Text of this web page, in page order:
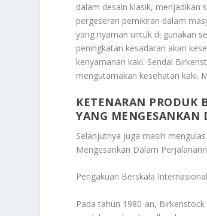
dalam desain klasik, menjadikan
pergeseran pemikiran dalam
yang nyaman untuk di gunakan
peningkatan kesadaran akan
kenyamanan kaki. Sendal
mengutamakan kesehatan kaki.
KETENARAN PRODUK
YANG MENGESANKAN
Selanjutnya juga masih mengulas
Mengesankan Dalam
Pengakuan Berskala Internasional
Pada tahun 1980-an,